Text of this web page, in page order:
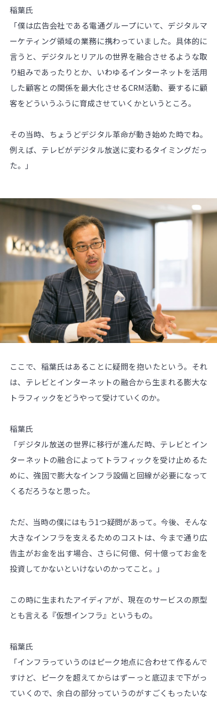
稲葉氏
「僕は広告会社である電通グループにいて、デジタルマ
ーケティング領域の業務に携わっていました。具体的に
言うと、デジタルとリアルの世界を融合させるような取
り組みであったりとか、いわゆるインターネットを活用
した顧客との関係を最大化させるCRM活動、要するに顧
客をどういうふうに育成させていくかというところ。
その当時、ちょうどデジタル革命が動き始めた時でね。
例えば、テレビがデジタル放送に変わるタイミングだっ
た。」
ここで、稲葉氏はあることに疑問を抱いたという。それ
は、テレビとインターネットの融合から生まれる膨大な
トラフィックをどうやって受けていくのか。
稲葉氏
「デジタル放送の世界に移行が進んだ時、テレビとイン
ターネットの融合によってトラフィックを受け止めるた
めに、強固で膨大なインフラ設備と回線が必要になって
くるだろうなと思った。
ただ、当時の僕にはもう1つ疑問があって。今後、そんな
大きなインフラを支えるためのコストは、今まで通り広
告主がお金を出す場合、さらに何億、何十億ってお金を
投資してかないといけないのかってこと。」
この時に生まれたアイディアが、現在のサービスの原型
とも言える『仮想インフラ』というもの。
稲葉氏
「インフラっていうのはピーク地点に合わせて作るんで
すけど、ピークを超えてからはずーっと底辺まで下がっ
ていくので、余白の部分っていうのがすごくもったいな